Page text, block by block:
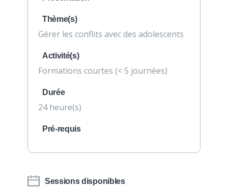
Thème(s)
Gérer les conflits avec des adolescents
Activité(s)
Formations courtes (< 5 journées)
Durée
24 heure(s)
Pré-requis
Sessions disponibles